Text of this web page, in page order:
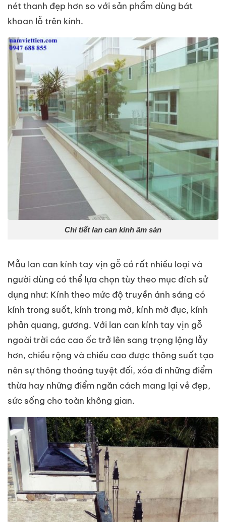
nét thanh đẹp hơn so với sản phẩm dùng bát
khoan lỗ trên kính.
Chi tiết lan can kính âm sàn
Mẫu lan can kính tay vịn gỗ có rất nhiều loại và
người dùng có thể lựa chọn tùy theo mục đích sử
dụng như: Kính theo mức độ truyền ánh sáng có
kính trong suốt, kính trong mờ, kính mờ đục, kính
phản quang, gương. Với lan can kính tay vịn gỗ
ngoài trời các cao ốc trở lên sang trọng lộng lẫy
hơn, chiều rộng và chiều cao được thông suốt tạo
nên sự thông thoáng tuyệt đối, xóa đi những điểm
thừa hay những điểm ngăn cách mang lại vẻ đẹp,
sức sống cho toàn không gian.